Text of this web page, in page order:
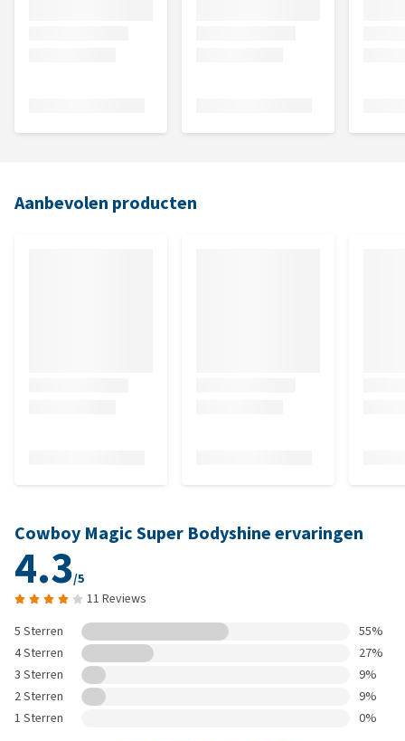
Aanbevolen producten
Cowboy Magic Super Bodyshine ervaringen
4.3/5
11 Reviews
5 Sterren
55%
4 Sterren
27%
3 Sterren
9%
2 Sterren
9%
1 Sterren
0%